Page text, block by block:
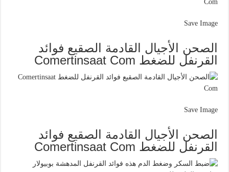
Save Image
الصحن الأجيال القادمة الصقيع فوائد
القرنفل للضغط Comertinsaat Com
Save Image
الصحن الأجيال القادمة الصقيع فوائد
القرنفل للضغط Comertinsaat Com